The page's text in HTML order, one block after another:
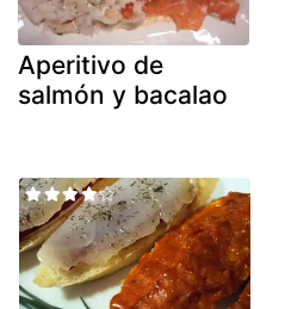
Aperitivo de
salmón y bacalao